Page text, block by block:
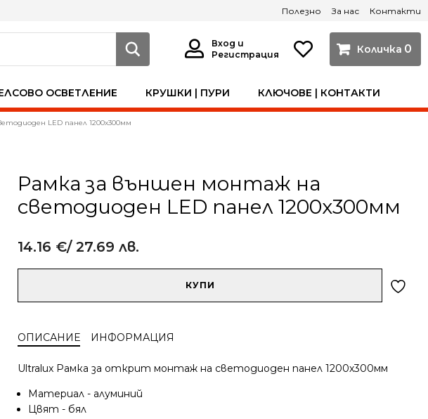
ОСВЕТЛЕНИЕ КРУШКИ | ПУРИ КЛЮЧОВЕ | КОНТАКТИ
0
Вход и
Регистрация
Полезно За нас Контакти
LED панел 1200х300мм
Рамка за външен монтаж на
светодиоден LED панел 1200х300мм
14.16 €/ 27.69 лв.
външен
на
LED
панел
КУПИ
ОПИСАНИЕ ИНФОРМАЦИЯ
Ultralux Рамка за открит монтаж на светодиоден панел 1200х300мм
Материал - алуминий
Цвят - бял